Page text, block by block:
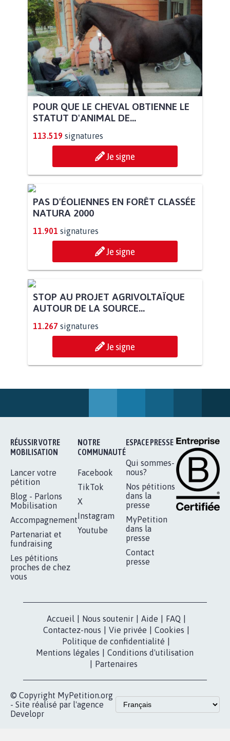
POUR QUE LE CHEVAL OBTIENNE LE
STATUT D'ANIMAL DE...
113.519 signatures
Je signe
PAS D'ÉOLIENNES EN FORÊT CLASSÉE
NATURA 2000
11.901 signatures
Je signe
STOP AU PROJET AGRIVOLTAÏQUE
AUTOUR DE LA SOURCE...
11.267 signatures
Je signe
RÉUSSIR VOTRE
Mobilisation
Accompagnement
NOTRE
COMMUNAUTÉ
Facebook
TikTok
X
Instagram
ESPACE PRESSE
Qui sommes-
nous?
Nos pétitions
presse
MyPetition